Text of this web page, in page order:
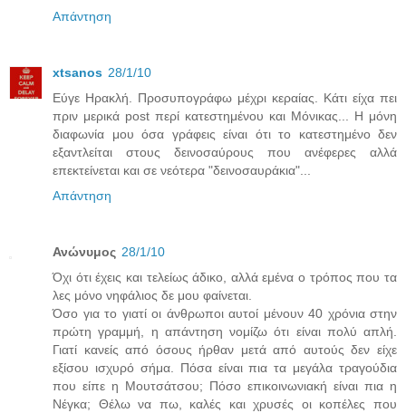
Απάντηση
xtsanos 28/1/10
Εύγε Ηρακλή. Προσυπογράφω μέχρι κεραίας. Κάτι είχα πει
πριν μερικά post περί κατεστημένου και Μόνικας... Η μόνη
διαφωνία μου όσα γράφεις είναι ότι το κατεστημένο δεν
εξαντλείται στους δεινοσαύρους που ανέφερες αλλά
επεκτείνεται και σε νεότερα "δεινοσαυράκια"...
Απάντηση
Ανώνυμος 28/1/10
Όχι ότι έχεις και τελείως άδικο, αλλά εμένα ο τρόπος που τα
λες μόνο νηφάλιος δε μου φαίνεται.
Όσο για το γιατί οι άνθρωποι αυτοί μένουν 40 χρόνια στην
πρώτη γραμμή, η απάντηση νομίζω ότι είναι πολύ απλή.
Γιατί κανείς από όσους ήρθαν μετά από αυτούς δεν είχε
εξίσου ισχυρό σήμα. Πόσα είναι πια τα μεγάλα τραγούδια
που είπε η Μουτσάτσου; Πόσο επικοινωνιακή είναι πια η
Νέγκα; Θέλω να πω, καλές και χρυσές οι κοπέλες που